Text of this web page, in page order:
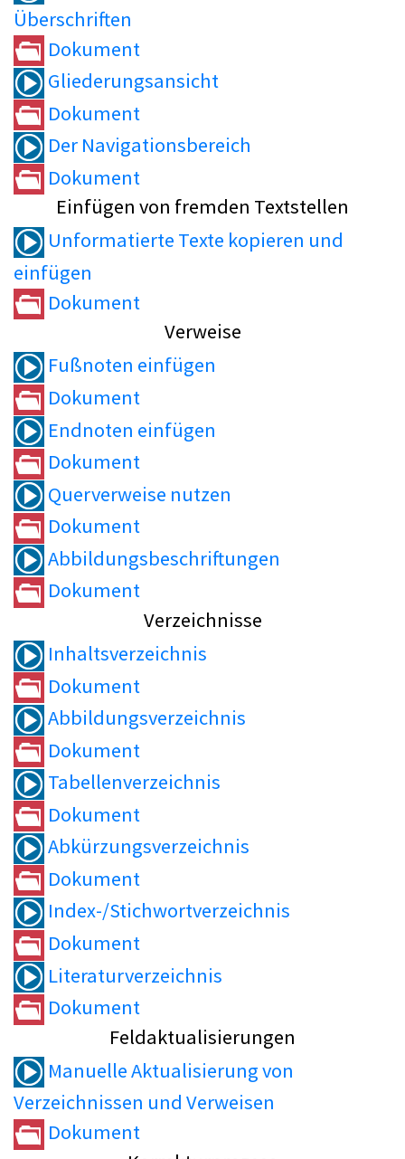
Überschriften
Dokument
Gliederungsansicht
Dokument
Der Navigationsbereich
Dokument
Einfügen von fremden Textstellen
Unformatierte Texte kopieren und
einfügen
Dokument
Verweise
Fußnoten einfügen
Dokument
Endnoten einfügen
Dokument
Querverweise nutzen
Dokument
Abbildungsbeschriftungen
Dokument
Verzeichnisse
Inhaltsverzeichnis
Dokument
Abbildungsverzeichnis
Dokument
Tabellenverzeichnis
Dokument
Abkürzungsverzeichnis
Dokument
Index-/Stichwortverzeichnis
Dokument
Literaturverzeichnis
Dokument
Feldaktualisierungen
Manuelle Aktualisierung von
Verzeichnissen und Verweisen
Dokument